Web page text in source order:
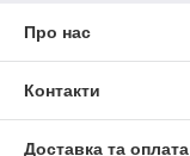
Про нас
Контакти
Доставка та оплата